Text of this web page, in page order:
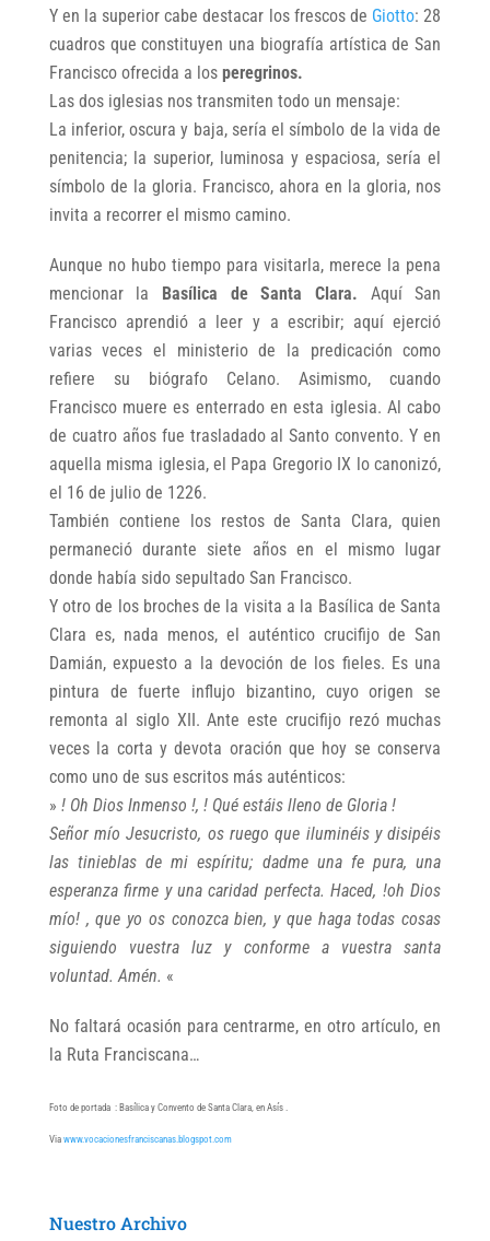
Y en la superior cabe destacar los frescos de Giotto: 28
cuadros que constituyen una biografía artística de San
Francisco ofrecida a los peregrinos.
Las dos iglesias nos transmiten todo un mensaje:
La inferior, oscura y baja, sería el símbolo de la vida de
penitencia; la superior, luminosa y espaciosa, sería el
símbolo de la gloria. Francisco, ahora en la gloria, nos
invita a recorrer el mismo camino.
Aunque no hubo tiempo para visitarla, merece la pena
mencionar la Basílica de Santa Clara. Aquí San
Francisco aprendió a leer y a escribir; aquí ejerció
varias veces el ministerio de la predicación como
refiere su biógrafo Celano. Asimismo, cuando
Francisco muere es enterrado en esta iglesia. Al cabo
de cuatro años fue trasladado al Santo convento. Y en
aquella misma iglesia, el Papa Gregorio IX lo canonizó,
el 16 de julio de 1226.
También contiene los restos de Santa Clara, quien
permaneció durante siete años en el mismo lugar
donde había sido sepultado San Francisco.
Y otro de los broches de la visita a la Basílica de Santa
Clara es, nada menos, el auténtico crucifijo de San
Damián, expuesto a la devoción de los fieles. Es una
pintura de fuerte influjo bizantino, cuyo origen se
remonta al siglo XII. Ante este crucifijo rezó muchas
veces la corta y devota oración que hoy se conserva
como uno de sus escritos más auténticos:
» ! Oh Dios Inmenso !, ! Qué estáis lleno de Gloria !
Señor mío Jesucristo, os ruego que iluminéis y disipéis
las tinieblas de mi espíritu; dadme una fe pura, una
esperanza firme y una caridad perfecta. Haced, !oh Dios
mío! , que yo os conozca bien, y que haga todas cosas
siguiendo vuestra luz y conforme a vuestra santa
voluntad. Amén. «
No faltará ocasión para centrarme, en otro artículo, en
la Ruta Franciscana…
Foto de portada : Basílica y Convento de Santa Clara, en Asís .
Via www.vocacionesfranciscanas.blogspot.com
Nuestro Archivo